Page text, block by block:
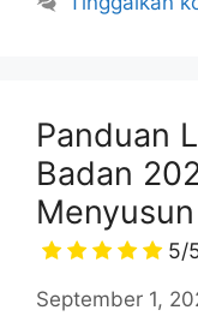
Panduan
Badan
5/
September 1,